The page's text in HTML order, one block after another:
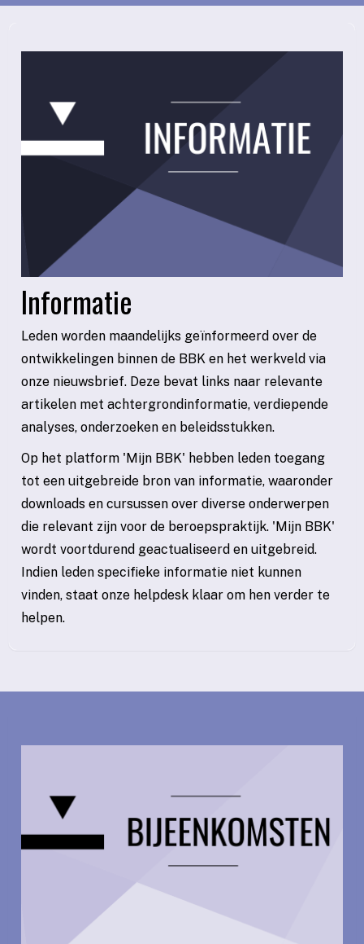
Informatie
Leden worden maandelijks geïnformeerd over de
ontwikkelingen binnen de BBK en het werkveld via
onze nieuwsbrief. Deze bevat links naar relevante
artikelen met achtergrondinformatie, verdiepende
analyses, onderzoeken en beleidsstukken.
Op het platform 'Mijn BBK' hebben leden toegang
tot een uitgebreide bron van informatie, waaronder
downloads en cursussen over diverse onderwerpen
die relevant zijn voor de beroepspraktijk. 'Mijn BBK'
wordt voortdurend geactualiseerd en uitgebreid.
Indien leden specifieke informatie niet kunnen
vinden, staat onze helpdesk klaar om hen verder te
helpen.